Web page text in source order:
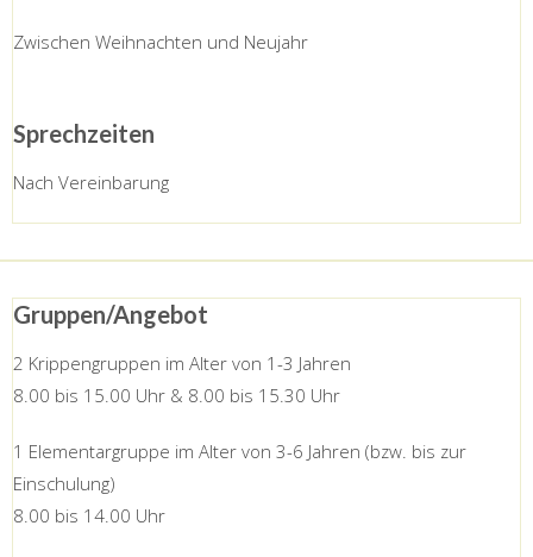
Zwischen Weihnachten und Neujahr
Sprechzeiten
Nach Vereinbarung
Gruppen/Angebot
2 Krippengruppen im Alter von 1-3 Jahren
8.00 bis 15.00 Uhr & 8.00 bis 15.30 Uhr
1 Elementargruppe im Alter von 3-6 Jahren (bzw. bis zur
Einschulung)
8.00 bis 14.00 Uhr